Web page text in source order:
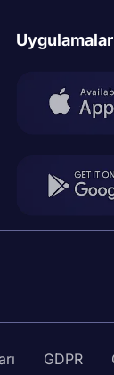
Uygulamalar
GDPR